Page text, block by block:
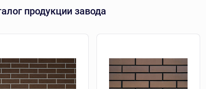
продукции завода